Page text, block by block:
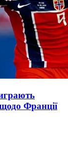
Франції